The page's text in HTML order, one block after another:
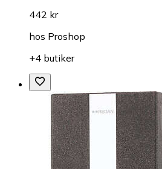
442 kr
hos Proshop
+4 butiker